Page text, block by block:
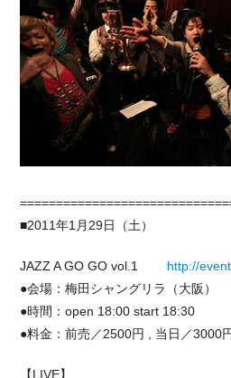
■2011年1月29日（土）
JAZZ A GO GO vol.1 http://
●会場：梅田シャングリラ（大阪）
●時間：open 18:00 start 18:30
●料金：前売／2500円 , 当日／3000
【LIVE】